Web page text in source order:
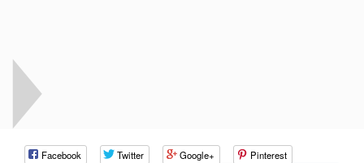
Facebook Twitter Google+ Pinterest